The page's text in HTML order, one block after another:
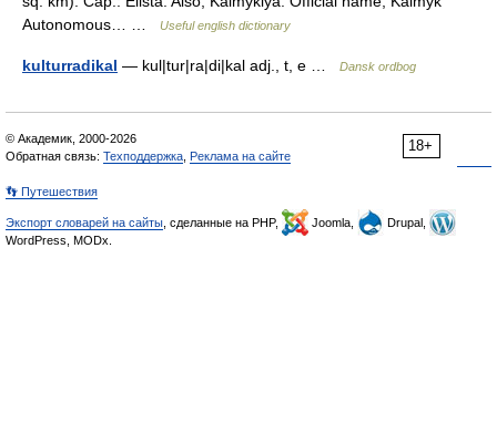
Autonomous… …
Useful english dictionary
kulturradikal — kul|tur|ra|di|kal adj., t, e … Dansk ordbog
18+
© Академик, 2000-2026
Обратная связь: Техподдержка Реклама на сайте
👣 Путешествия
Экспорт словарей на сайты , сделанные на PHP, Joomla,
Drupal,
WordPress, MODx.